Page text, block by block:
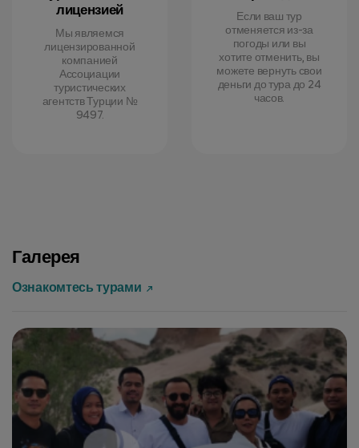
лицензией
Мы являемся
лицензированной
компанией
Ассоциации
туристических
агентств Турции №
9497.
Если ваш тур
отменяется из-за
погоды или вы
хотите отменить, вы
можете вернуть свои
деньги до тура до 24
часов.
Галерея
Ознакомтесь турами